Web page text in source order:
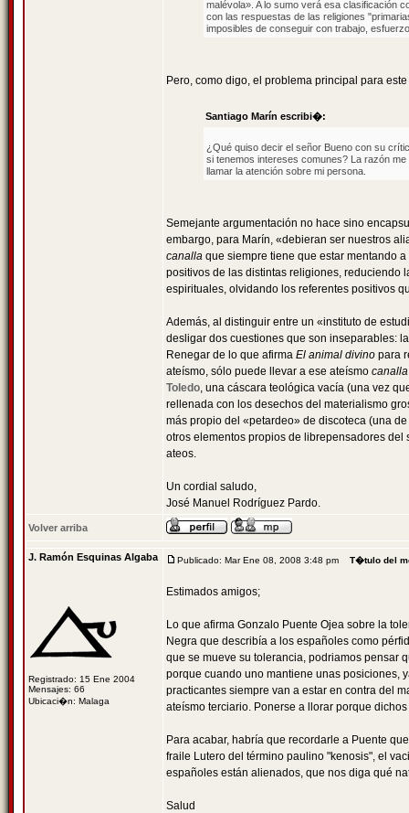
malévola». A lo sumo verá esa clasificación
con las respuestas de las religiones
imposibles de conseguir con trabajo,
Pero, como digo, el problema principal para
Santiago Marín escribi�:
¿Qué quiso decir el señor Bueno con su
si tenemos intereses comunes? La razón
llamar la atención sobre mi persona.
Semejante argumentación no hace sino
embargo, para Marín, «debieran ser nuestros
canalla que siempre tiene que estar mentando
positivos de las distintas religiones, reduciendo
espirituales, olvidando los referentes positivos
Además, al distinguir entre un «instituto de
desligar dos cuestiones que son inseparables:
Renegar de lo que afirma El animal divino para
ateísmo, sólo puede llevar a ese ateísmo canalla
Toledo, una cáscara teológica vacía (una vez
rellenada con los desechos del materialismo
más propio del «petardeo» de discoteca (una
otros elementos propios de librepensadores del
ateos.
Un cordial saludo,
José Manuel Rodríguez Pardo.
Volver arriba
J. Ramón Esquinas Algaba
Registrado: 15 Ene 2004
Mensajes: 66
Ubicaci�n: Malaga
Publicado: Mar Ene 08, 2008 3:48 pm T�tulo del
Estimados amigos;
Lo que afirma Gonzalo Puente Ojea sobre la
Negra que describía a los españoles como
que se mueve su tolerancia, podriamos pensar
porque cuando uno mantiene unas posiciones,
practicantes siempre van a estar en contra del
ateísmo terciario. Ponerse a llorar porque
Para acabar, habría que recordarle a Puente
fraile Lutero del término paulino "kenosis", el
españoles están alienados, que nos diga qué
Salud